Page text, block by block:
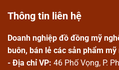
Thông tin liên hệ
Doanh nghiệp đồ đồng mỹ
buôn, bán lẻ các sản phẩm
- Địa chỉ VP: 46 Phố Vọng, P.